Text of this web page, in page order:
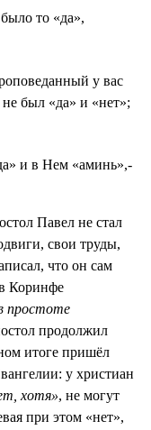
то «да»,
у вас
был «да» и «нет»;
и в Нем «аминь»,-
Павел не стал
свои труды,
что он сам
Коринфе
простоте
продолжил
итоге пришёл
у христиан
хотя», не могут
при этом «нет»,